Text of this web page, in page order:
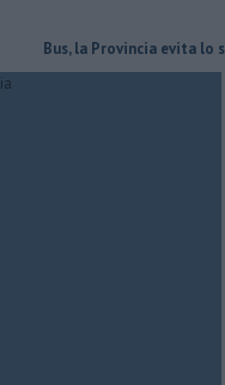
la Provincia evita lo stop